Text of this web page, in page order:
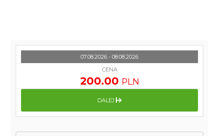
07.08.2026 - 08.08.2026
CENA
200.00 PLN
DALEJ